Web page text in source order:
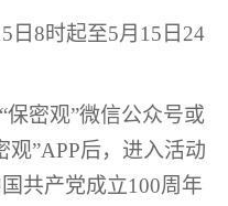
8时起至5月15日24
密观”微信公众号或
观”APP后，进入活动
共产党成立100周年